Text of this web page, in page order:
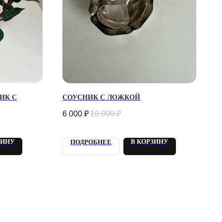
С
СОУСНИК С ЛОЖКОЙ
6 000 ₽10 000 ₽
ПОДРОБНЕЕ В КОРЗИНУ